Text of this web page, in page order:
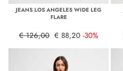
JEANS LOS ANGELES WIDE LEG
FLARE
€ 126,00 € 88,20 -30%